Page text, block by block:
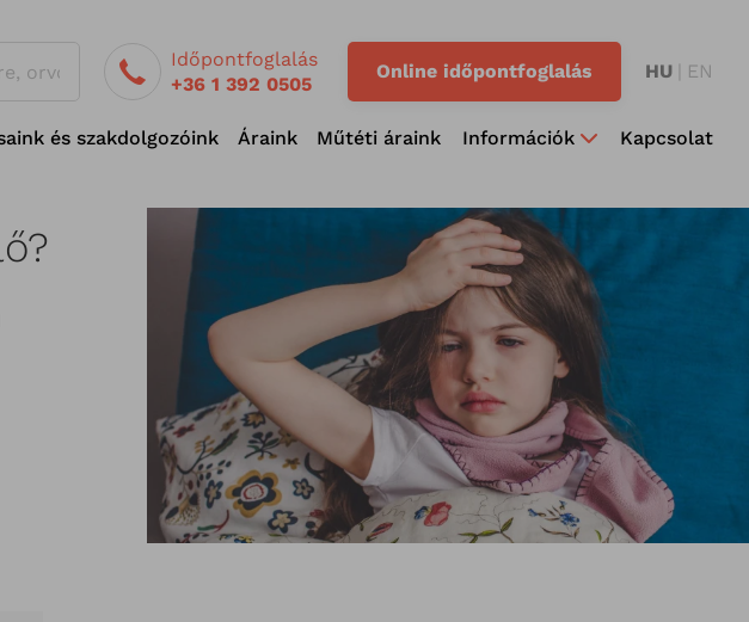
Időpontfoglalás
+36 1 392 0505
Online időpontfoglalás HU EN
és szakdolgozóink Áraink Műtéti áraink Információk Kapcsolat